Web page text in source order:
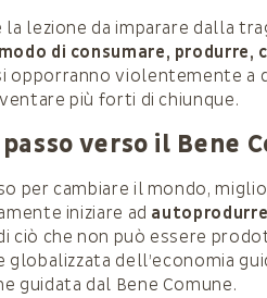
la lezione da imparare dalla
di consumare, produrre,
opporranno violentemente a
più forti di chiunque.
verso il Bene
per cambiare il mondo,
iniziare ad
ciò che non può essere
globalizzata dell’economia
guidata dal Bene Comune.